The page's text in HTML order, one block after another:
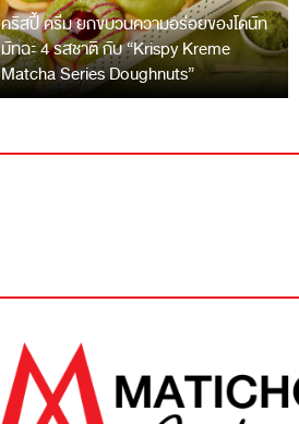
คริสปี้ ครีม ยกขบวนความอร่อยของโดนัท
มัทฉะ 4 รสชาติ กับ “Krispy Kreme
Matcha Series Doughnuts”